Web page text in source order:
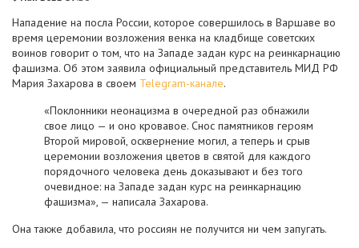
Нападение на посла России, которое совершилось в Варшаве во
время церемонии возложения венка на кладбище советских
воинов говорит о том, что на Западе задан курс на реинкарнацию
фашизма. Об этом заявила официальный представитель МИД РФ
Мария Захарова в своем Telegram-канале.
«Поклонники неонацизма в очередной раз обнажили
свое лицо — и оно кровавое. Снос памятников героям
Второй мировой, осквернение могил, а теперь и срыв
церемонии возложения цветов в святой для каждого
порядочного человека день доказывают и без того
очевидное: на Западе задан курс на реинкарнацию
фашизма», — написала Захарова.
Она также добавила, что россиян не получится ни чем запугать.